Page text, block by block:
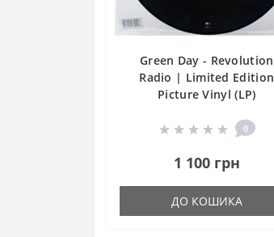
Green Day - Revolution
Radio | Limited Edition
Picture Vinyl (LP)
0
1 100 грн
ДО КОШИКА